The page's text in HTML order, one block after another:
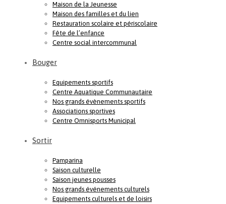
Maison de la Jeunesse
Maison des familles et du lien
Restauration scolaire et périscolaire
Fête de l’enfance
Centre social intercommunal
Bouger
Equipements sportifs
Centre Aquatique Communautaire
Nos grands évènements sportifs
Associations sportives
Centre Omnisports Municipal
Sortir
Pamparina
Saison culturelle
Saison jeunes pousses
Nos grands événements culturels
Equipements culturels et de loisirs